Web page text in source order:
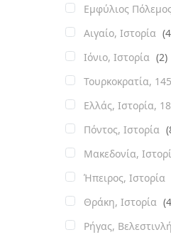
Εμφύλιος
Αιγαίο, Ιστορία
Ιόνιο, Ιστορία (2)
Τουρκοκρατία,
Ελλάς, Ιστορία,
Πόντος, Ιστορία
Μακεδονία,
Ήπειρος, Ιστορία
Θράκη, Ιστορία
Ρήγας,